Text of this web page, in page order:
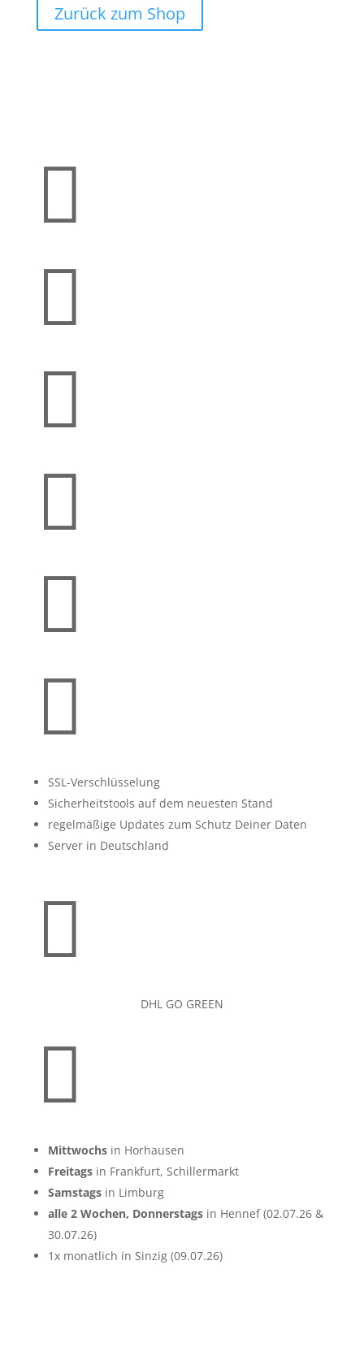
Zurück zum Shop






SSL-Verschlüsselung
Sicherheitstools auf dem neuesten Stand
regelmäßige Updates zum Schutz Deiner Daten
Server in Deutschland

DHL GO GREEN

Mittwochsin Horhausen
Freitagsin Frankfurt, Schillermarkt
Samstagsin Limburg
alle 2 Wochen, Donnerstagsin Hennef (02.07.26 &
30.07.26)
1x monatlich in Sinzig (09.07.26)